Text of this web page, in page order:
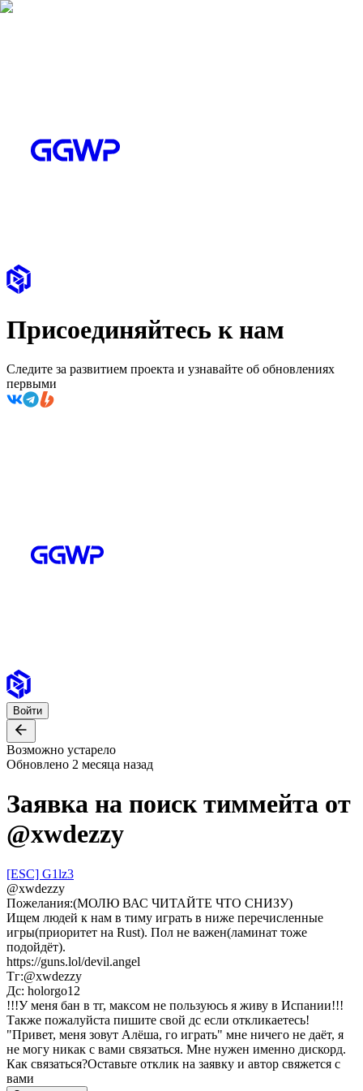
Присоединяйтесь к нам
Следите за развитием проекта и узнавайте об обновлениях
первыми
Войти
Возможно устарело
Обновлено 2 месяца назад
Заявка на поиск тиммейта от
@xwdezzy
[ESC] G1lz3
@xwdezzy
Пожелания:(МОЛЮ ВАС ЧИТАЙТЕ ЧТО СНИЗУ)
Ищем людей к нам в тиму играть в ниже перечисленные
игры(приоритет на Rust). Пол не важен(ламинат тоже
подойдёт).
https://guns.lol/devil.angel
Тг:@xwdezzy
Дс: holorgo12
!!!У меня бан в тг, максом не пользуюсь я живу в Испании!!!
Также пожалуйста пишите свой дс если откликаетесь!
"Привет, меня зовут Алёша, го играть" мне ничего не даёт, я
не могу никак с вами связаться. Мне нужен именно дискорд.
Как связаться?Оставьте отклик на заявку и автор свяжется с
вами